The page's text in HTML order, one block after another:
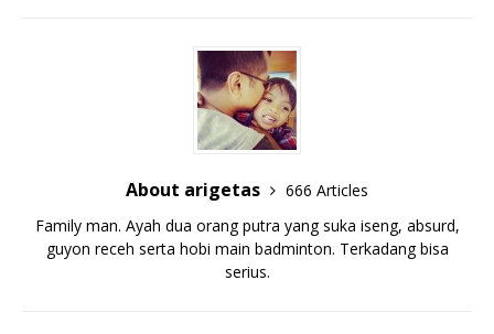
About arigetas
666 Articles
Family man. Ayah dua orang putra yang suka iseng, absurd,
guyon receh serta hobi main badminton. Terkadang bisa
serius.